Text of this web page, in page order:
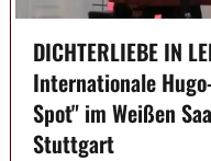
DICHTERLIEBE IN
Internationale
Spot" im Weißen
Stuttgart